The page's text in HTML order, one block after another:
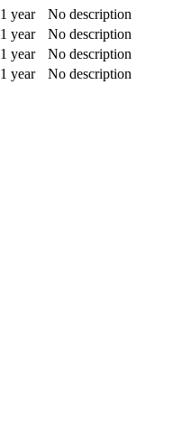
1 year
No description
1 year
No description
1 year
No description
1 year
No description